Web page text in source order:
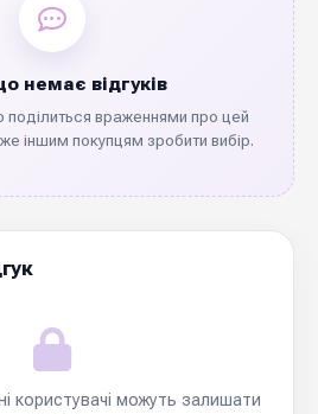
немає відгуків
враженнями про цей
іншим покупцям зробити вибір.
користувачі можуть залишати